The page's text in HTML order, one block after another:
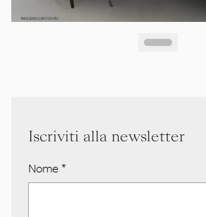
Iscriviti alla newsletter
Nome *